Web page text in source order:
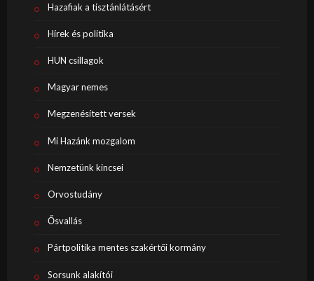
Hazafiak a tisztánlátásért
Hírek és politika
HUN csillagok
Magyar nemes
Megzenésített versek
Mi Hazánk mozgalom
Nemzetünk kincsei
Orvostudány
Ősvallás
Pártpolitika mentes szakértői kormány
Sorsunk alakítói